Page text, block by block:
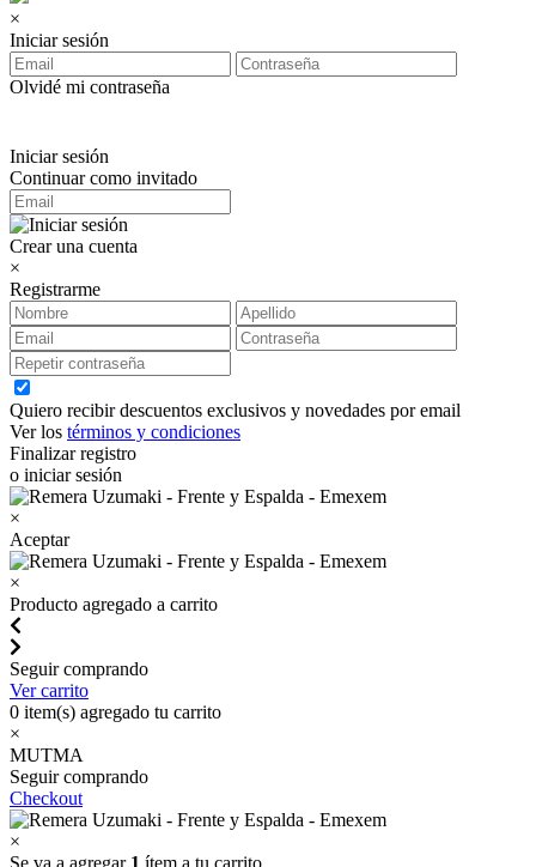
×
Iniciar sesión
Olvidé mi contraseña
Iniciar sesión
Continuar como invitado
Crear una cuenta
×
Registrarme
Quiero recibir descuentos exclusivos y novedades por email
Ver los términos y condiciones
Finalizar registro
o iniciar sesión
×
Aceptar
×
Producto agregado a carrito
Seguir comprando
Ver carrito
0 item(s) agregado tu carrito
×
MUTMA
Seguir comprando
Checkout
×
Se va a agregar 1 ítem a tu carrito